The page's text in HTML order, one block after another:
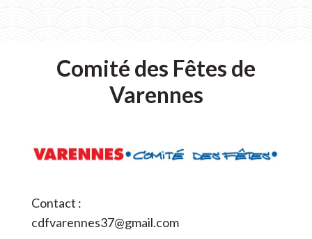
Comité des Fêtes de
Varennes
Contact :
cdfvarennes37@gmail.com